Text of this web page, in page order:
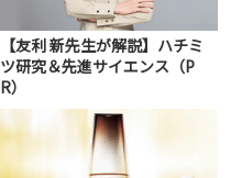
【友利 新先生が解説】ハチミ
ツ研究＆先進サイエンス（P
R）